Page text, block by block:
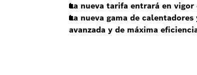
La nueva tarifa entrará en
La nueva gama de
avanzada y de máxima